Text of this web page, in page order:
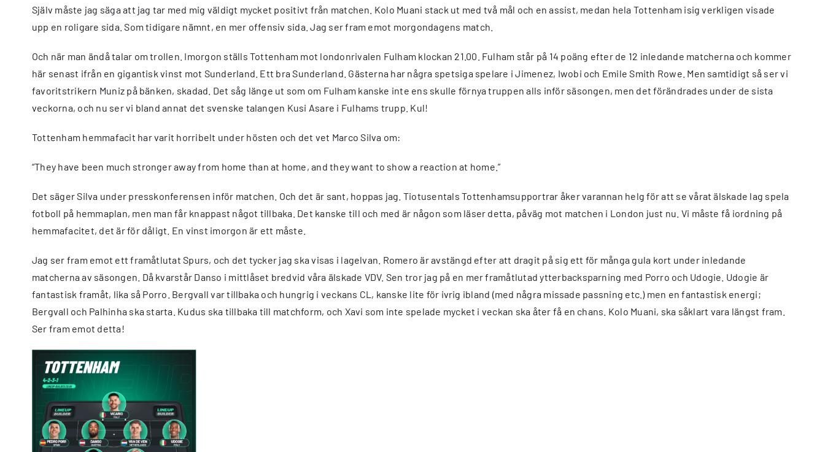
Själv måste jag säga att jag tar med mig väldigt mycket positivt från matchen. Kolo Muani stack ut med två mål och en assist, medan hela Tottenham isig verkligen visade
upp en roligare sida. Som tidigare nämnt, en mer offensiv sida. Jag ser fram emot morgondagens match.
Och när man ändå talar om trollen. Imorgon ställs Tottenham mot londonrivalen Fulham klockan 21.00. Fulham står på 14 poäng efter de 12 inledande matcherna och kommer
här senast ifrån en gigantisk vinst mot Sunderland. Ett bra Sunderland. Gästerna har några spetsiga spelare i Jimenez, Iwobi och Emile Smith Rowe. Men samtidigt så ser vi
favoritstrikern Muniz på bänken, skadad. Det såg länge ut som om Fulham kanske inte ens skulle förnya truppen alls inför säsongen, men det förändrades under de sista
veckorna, och nu ser vi bland annat det svenske talangen Kusi Asare i Fulhams trupp. Kul!
Tottenham hemmafacit har varit horribelt under hösten och det vet Marco Silva om:
“They have been much stronger away from home than at home, and they want to show a reaction at home.”
Det säger Silva under presskonferensen inför matchen. Och det är sant, hoppas jag. Tiotusentals Tottenhamsupportrar åker varannan helg för att se vårat älskade lag spela
fotboll på hemmaplan, men man får knappast något tillbaka. Det kanske till och med är någon som läser detta, påväg mot matchen i London just nu. Vi måste få iordning på
hemmafacitet, det är för dåligt. En vinst imorgon är ett måste.
Jag ser fram emot ett framåtlutat Spurs, och det tycker jag ska visas i lagelvan. Romero är avstängd efter att dragit på sig ett för många gula kort under inledande
matcherna av säsongen. Då kvarstår Danso i mittlåset bredvid våra älskade VDV. Sen tror jag på en mer framåtlutad ytterbacksparning med Porro och Udogie. Udogie är
fantastisk framåt, lika så Porro. Bergvall var tillbaka och hungrig i veckans CL, kanske lite för ivrig ibland (med några missade passning etc.) men en fantastisk energi;
Bergvall och Palhinha ska starta. Kudus ska tillbaka till matchform, och Xavi som inte spelade mycket i veckan ska åter få en chans. Kolo Muani, ska såklart vara längst fram.
Ser fram emot detta!